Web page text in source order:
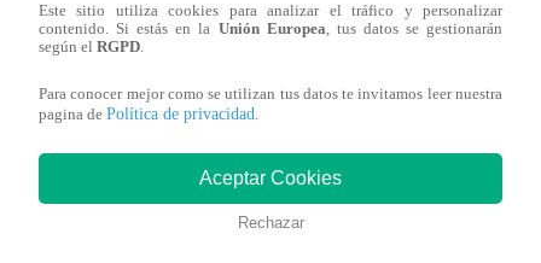
de partidosque se disputarán en las diferentes ligas a
miralos encuentros que hay en el Perú y el mundo
PARTIDOS DE HOY, VIERNES 24
LaLiga – España
Este sitio utiliza cookies para analizar el tráfico y personalizar
contenido. Si estás en la Unión Europea , tus datos se gestionarán
según el RGPD
Para conocer mejor como se utilizan tus datos te invitamos leer nuestra
pagina de Política de privacidad
Aceptar Cookies
Rechazar